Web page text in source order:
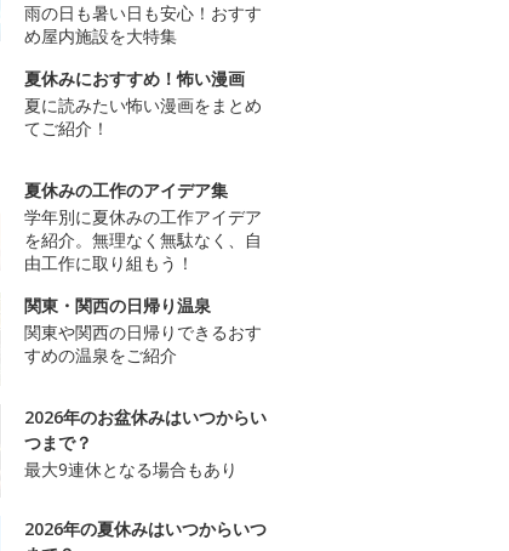
雨の日も暑い日も安心！おすす
め屋内施設を大特集
夏休みにおすすめ！怖い漫画
夏に読みたい怖い漫画をまとめ
てご紹介！
夏休みの工作のアイデア集
学年別に夏休みの工作アイデア
を紹介。無理なく無駄なく、自
由工作に取り組もう！
関東・関西の日帰り温泉
関東や関西の日帰りできるおす
すめの温泉をご紹介
2026年のお盆休みはいつからい
つまで？
最大9連休となる場合もあり
2026年の夏休みはいつからいつ